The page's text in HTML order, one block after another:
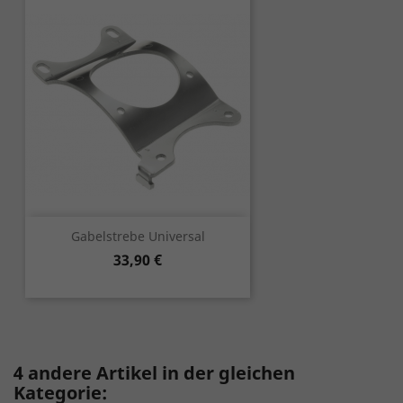
Gabelstrebe Universal
Preis
33,90 €
4 andere Artikel in der gleichen
Kategorie: